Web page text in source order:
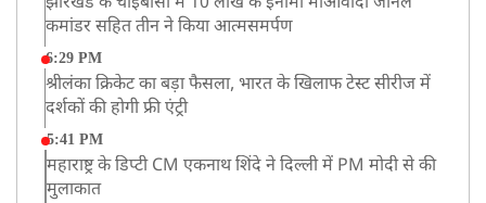
कमांडर सहित तीन ने किया आत्मसमर्पण
6:29 PM
श्रीलंका क्रिकेट का बड़ा फैसला, भारत के खिलाफ टेस्ट सीरीज में
दर्शकों की होगी फ्री एंट्री
5:41 PM
महाराष्ट्र के डिप्टी CM एकनाथ शिंदे ने दिल्ली में PM मोदी से की
मुलाकात